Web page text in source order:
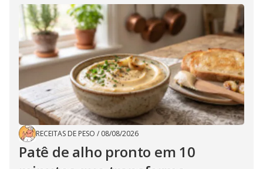
RECEITAS DE PESO / 08/08/2026
Patê de alho pronto em 10